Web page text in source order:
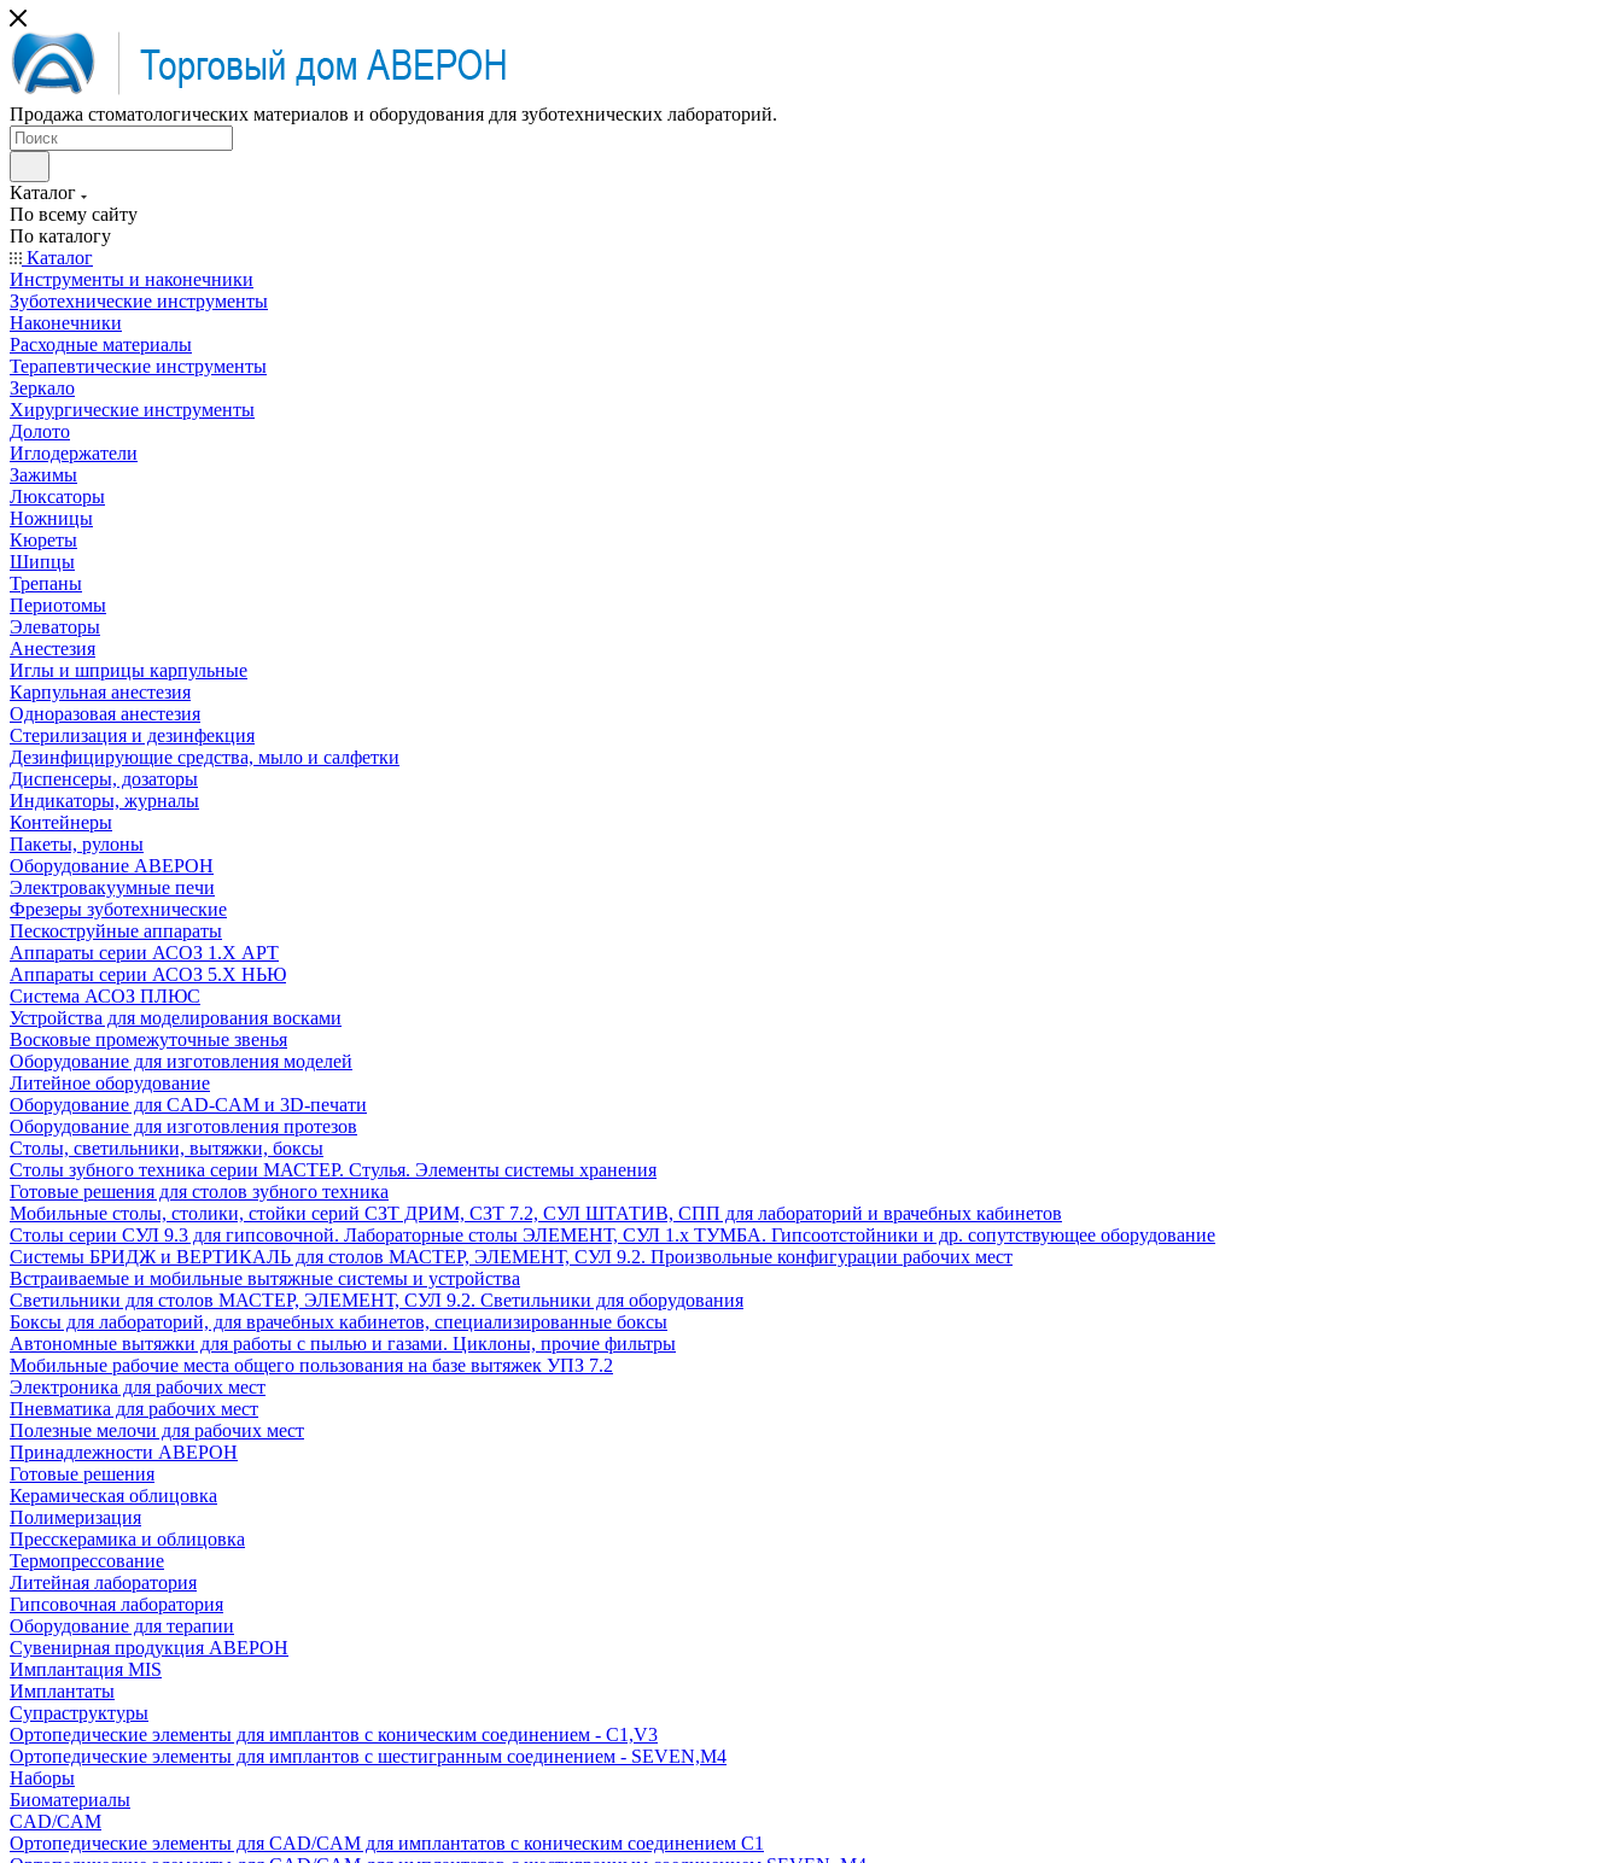
Продажа стоматологических материалов и оборудования для зуботехнических лабораторий.
Каталог
По всему сайту
По каталогу
Каталог
Инструменты и наконечники
Зуботехнические инструменты
Наконечники
Расходные материалы
Терапевтические инструменты
Зеркало
Хирургические инструменты
Долото
Иглодержатели
Зажимы
Люксаторы
Ножницы
Кюреты
Шипцы
Трепаны
Периотомы
Элеваторы
Анестезия
Иглы и шприцы карпульные
Карпульная анестезия
Одноразовая анестезия
Стерилизация и дезинфекция
Дезинфицирующие средства, мыло и салфетки
Диспенсеры, дозаторы
Индикаторы, журналы
Контейнеры
Пакеты, рулоны
Оборудование АВЕРОН
Электровакуумные печи
Фрезеры зуботехнические
Пескоструйные аппараты
Аппараты серии АСОЗ 1.Х АРТ
Аппараты серии АСОЗ 5.Х НЬЮ
Система АСОЗ ПЛЮС
Устройства для моделирования восками
Восковые промежуточные звенья
Оборудование для изготовления моделей
Литейное оборудование
Оборудование для CAD-CAM и 3D-печати
Оборудование для изготовления протезов
Cтолы, светильники, вытяжки, боксы
Столы зубного техника серии МАСТЕР. Стулья. Элементы системы хранения
Готовые решения для столов зубного техника
Мобильные столы, столики, стойки серий СЗТ ДРИМ, СЗТ 7.2, СУЛ ШТАТИВ, СПП для лабораторий и врачебных кабинетов
Столы серии СУЛ 9.3 для гипсовочной. Лабораторные столы ЭЛЕМЕНТ, СУЛ 1.х ТУМБА. Гипсоотстойники и др. сопутствующее оборудование
Системы БРИДЖ и ВЕРТИКАЛЬ для столов МАСТЕР, ЭЛЕМЕНТ, СУЛ 9.2. Произвольные конфигурации рабочих мест
Встраиваемые и мобильные вытяжные системы и устройства
Светильники для столов МАСТЕР, ЭЛЕМЕНТ, СУЛ 9.2. Светильники для оборудования
Боксы для лабораторий, для врачебных кабинетов, специализированные боксы
Автономные вытяжки для работы с пылью и газами. Циклоны, прочие фильтры
Мобильные рабочие места общего пользования на базе вытяжек УПЗ 7.2
Электроника для рабочих мест
Пневматика для рабочих мест
Полезные мелочи для рабочих мест
Принадлежности АВЕРОН
Готовые решения
Керамическая облицовка
Полимеризация
Пресскерамика и облицовка
Термопрессование
Литейная лаборатория
Гипсовочная лаборатория
Оборудование для терапии
Сувенирная продукция АВЕРОН
Имплантация MIS
Имплантаты
Супраструктуры
Ортопедические элементы для имплантов с коническим соединением - C1,V3
Ортопедические элементы для имплантов с шестигранным соединением - SEVEN,M4
Наборы
Биоматериалы
CAD/CAM
Ортопедические элементы для CAD/CAM для имплантатов с коническим соединением С1